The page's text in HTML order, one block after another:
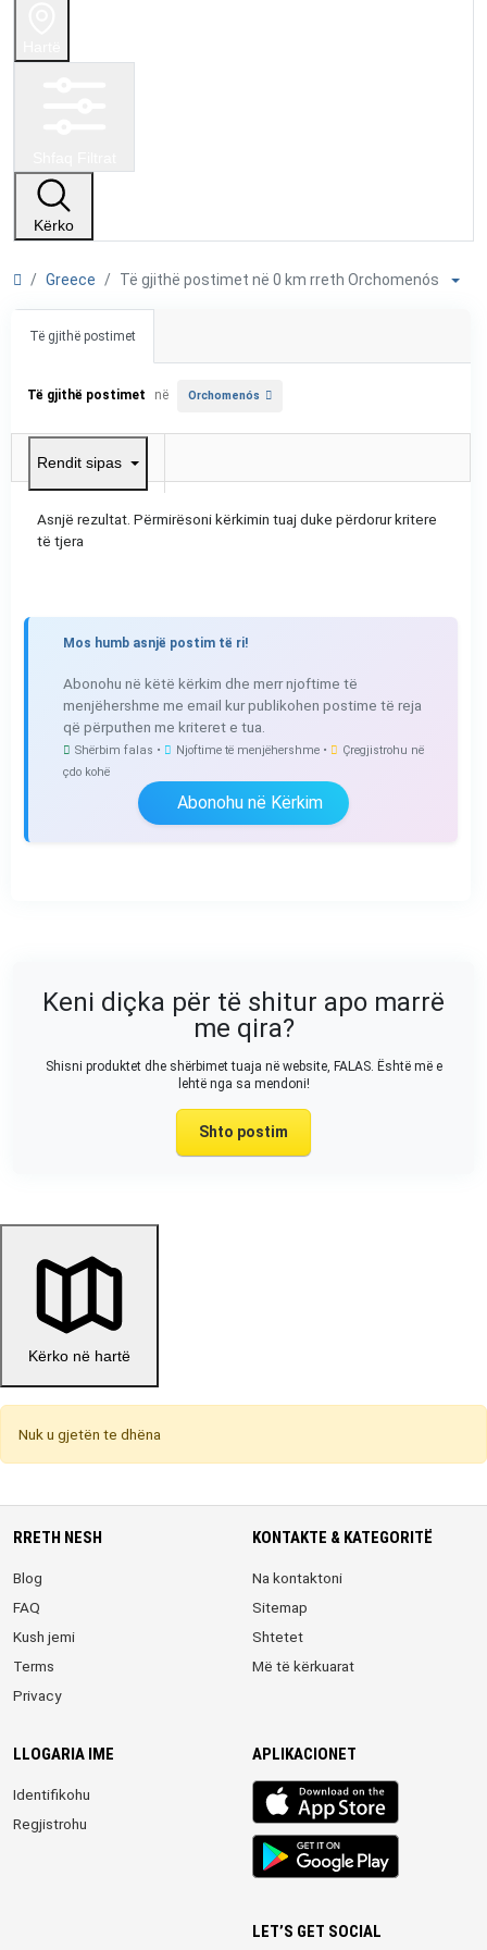
Kërko
Greece Të gjithë postimet në 0 km rreth Orchomenós
Të gjithë postimet
Të gjithë postimet në Orchomenós
Rendit sipas
Asnjë rezultat. Përmirësoni kërkimin tuaj duke përdorur kritere
të tjera
Mos humb asnjë postim të ri!
Abonohu në këtë kërkim dhe merr njoftime të
menjëhershme me email kur publikohen postime të reja
që përputhen me kriteret e tua.
Shërbim falas • Njoftime të menjëhershme •
Çregjistrohu në
çdo kohë
Abonohu në Kërkim
Keni diçka për të shitur apo marrë
me qira?
Shisni produktet dhe shërbimet tuaja në website, FALAS. Është më e
lehtë nga sa mendoni!
Shto postim
Kërko në hartë
Nuk u gjetën te dhëna
RRETH NESH
Blog
FAQ
Kush jemi
Terms
Privacy
KONTAKTE & KATEGORITË
Na kontaktoni
Sitemap
Shtetet
Më të kërkuarat
LLOGARIA IME
Identifikohu
Regjistrohu
APLIKACIONET
iOS
app
Android
App
LET’S GET SOCIAL